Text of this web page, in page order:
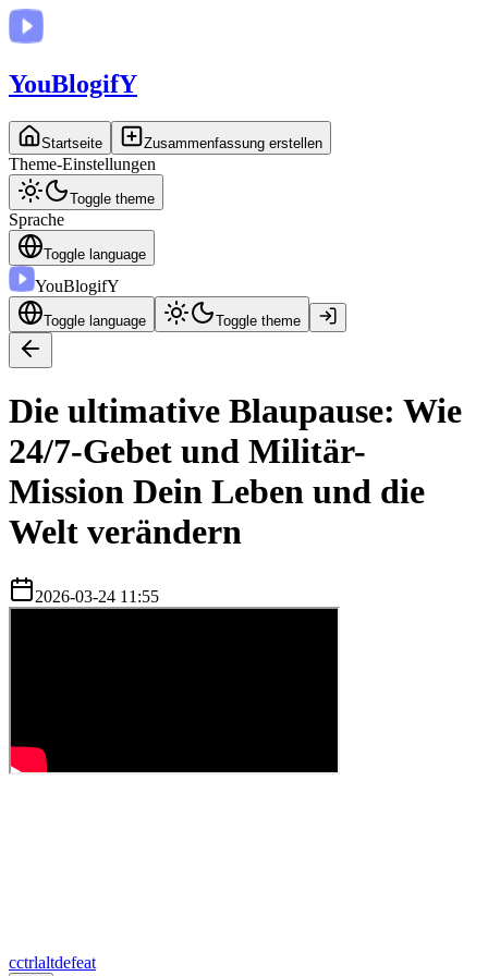
YouBlogifY
Startseite Zusammenfassung erstellen
Theme-Einstellungen
Toggle theme
Sprache
Toggle language
YouBlogifY
Toggle language Toggle theme
Die ultimative Blaupause: Wie
24/7-Gebet und Militär-
Mission Dein Leben und die
Welt verändern
2026-03-24 11:55
cctrlaltdefeat